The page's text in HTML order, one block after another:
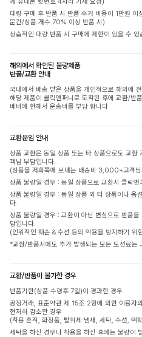
대량 구매 후 반품 시 반품 수거 비용이 1만원
문건/상품 개수 70% 이상 반품 시)
상습적인 대량 반품 시 구매에 제한이 있을 수 있
해외에서 확인된 불량제품
반품/교환 안내
국내에서 배송 받은 상품을 개인적으로 해외에
해당 제품이 클릭앤퍼니로 도착된 후에 교환/반
배비에 한해서 운송비를 부담 합니다
교환운임 안내
상품 교환은 동일 상품 또는 타 상품으로도 교
객님 부담입니다.
(상품을 저희쪽에 보내는 배송비 3,000+고객
상품 불량일 경우 : 동일 상품으로 교환시 클릭
상품 불량일 경우 : 동일 상품 외 타 상품이나
다.
상품 불량일 경우 : 교환이 아닌 변심으로 반품
담입니다.
(인위적인 훼손 & 수선 등의 악용을 방지하기 위
*교환/반품시에도 추가 발생되는 모든 도선료는
교환/반품이 불가한 경우
반품기한(상품 수령후 7일)이 경과한 경우
공정거래, 표준약관 제 15조 2항에 의한 이용자
현저히 감소한 경우
(착용 흔적, 화장품, 탈취제 냄새, 세탁, 수선, 택
세탁을 하신 경우나 착용을 하신 후에는 불량이